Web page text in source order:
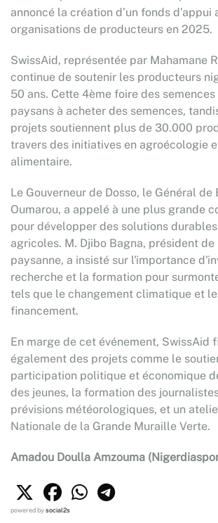
annoncé la création d’un fonds d’appui
organisations de producteurs en 2025.
SwissAid, représentée par Mahamane
continue de soutenir les producteurs
50 ans. Cette 4ème foire des
paysans à acheter des semences,
projets soutiennent plus de 30.000
travers des initiatives en agroécologie
alimentaire.
Le Gouverneur de Dosso, le Général de
Oumarou, a appelé à une plus grande
pour développer des solutions
agricoles. M. Djibo Bagna, président
paysanne, a insisté sur l'importance
recherche et la formation pour
tels que le changement climatique et
financement.
En marge de cet événement, SwissAid
également des projets comme le
participation politique et économique
des jeunes, la formation des
prévisions météorologiques, et un
Nationale de la Grande Muraille Verte.
Amadou Doulla Amzouma
powered bysocial2s